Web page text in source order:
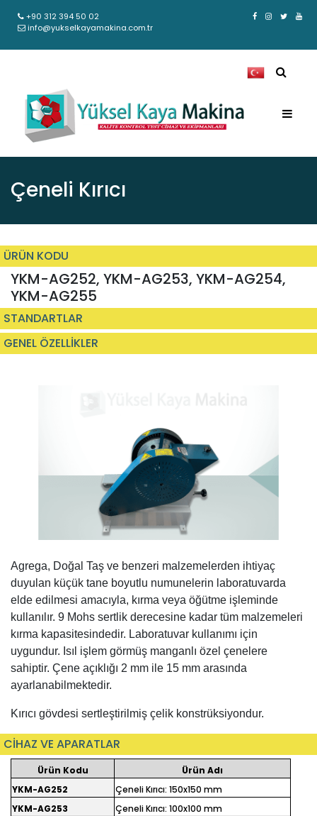
+90 312 394 50 02
info@yukselkayamakina.com.tr
Çeneli Kırıcı
ÜRÜN KODU
YKM-AG252, YKM-AG253, YKM-AG254,
YKM-AG255
STANDARTLAR
GENEL ÖZELLİKLER
Agrega, Doğal Taş ve benzeri malzemelerden ihtiyaç
duyulan küçük tane boyutlu numunelerin laboratuvarda
elde edilmesi amacıyla, kırma veya öğütme işleminde
kullanılır. 9 Mohs sertlik derecesine kadar tüm malzemeleri
kırma kapasitesindedir. Laboratuvar kullanımı için
uygundur. Isıl işlem görmüş manganlı özel çenelere
sahiptir. Çene açıklığı 2 mm ile 15 mm arasında
ayarlanabilmektedir.
Kırıcı gövdesi sertleştirilmiş çelik konstrüksiyondur.
CİHAZ VE APARATLAR
Ürün Kodu
Ürün Adı
YKM-AG252
Çeneli Kırıcı: 150x150 mm
YKM-AG253
Çeneli Kırıcı: 100x100 mm